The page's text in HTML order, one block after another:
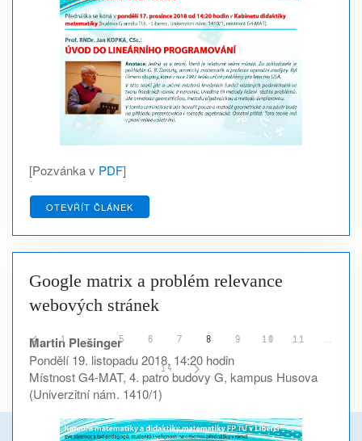
[Pozvánka v PDF]
OTEVŘÍT ČLÁNEK
Google matrix a problém relevance
webových stránek
Martin Plešinger
Pondělí 19. listopadu 2018, 14:20 hodin
Místnost G4-MAT, 4. patro budovy G, kampus Husova
(Univerzitní nám. 1410/1)
1 … 5 6 7 8 9 10 11 …
14